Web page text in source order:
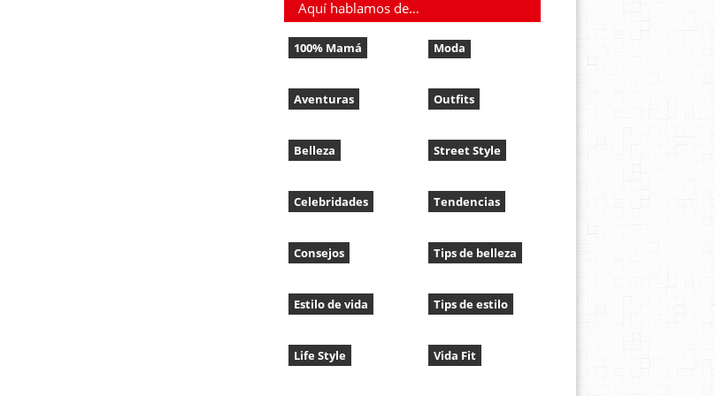
Aquí hablamos de…
100% Mamá
Aventuras
Belleza
Celebridades
Consejos
Estilo de vida
Life Style
Moda
Outfits
Street Style
Tendencias
Tips de belleza
Tips de estilo
Vida Fit